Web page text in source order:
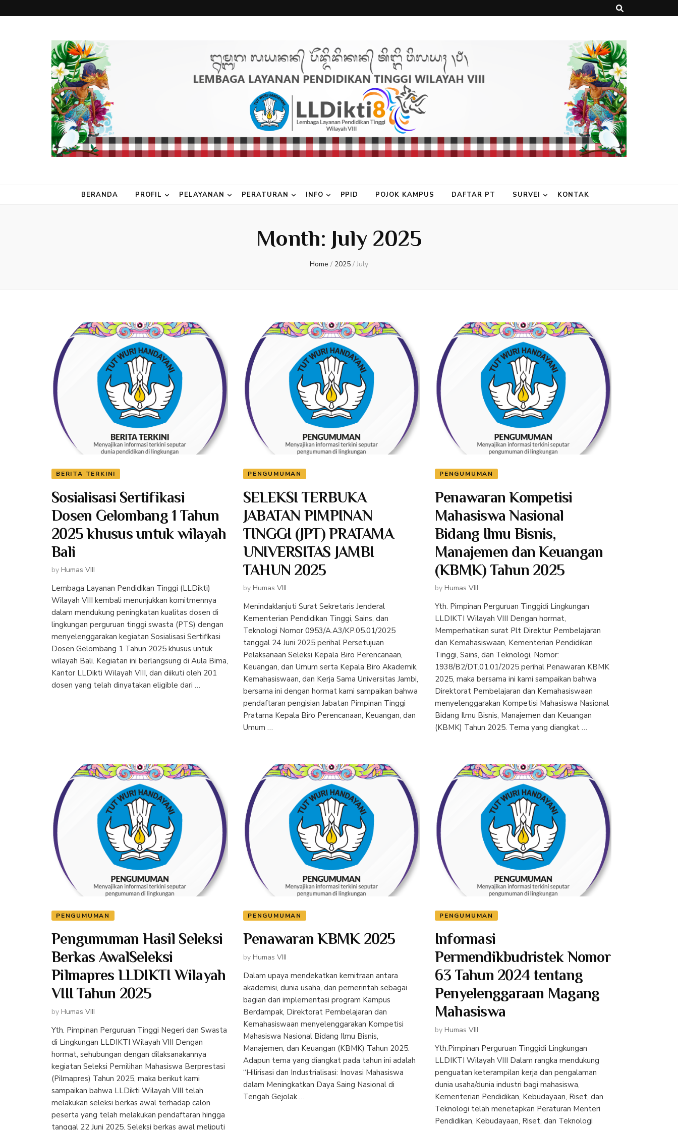
BERANDA PROFIL PELAYANAN PERATURAN INFO PPID POJOK KAMPUS DAFTAR PT SURVEI KONTAK
Month: July 2025
Home / 2025 / July
BERITA TERKINI
Sosialisasi Sertifikasi
Dosen Gelombang 1 Tahun
2025 khusus untuk wilayah
Bali
by Humas VIII
Lembaga Layanan Pendidikan Tinggi (LLDikti)
Wilayah VIII kembali menunjukkan komitmennya
dalam mendukung peningkatan kualitas dosen di
lingkungan perguruan tinggi swasta (PTS) dengan
menyelenggarakan kegiatan Sosialisasi Sertifikasi
Dosen Gelombang 1 Tahun 2025 khusus untuk
wilayah Bali. Kegiatan ini berlangsung di Aula Bima,
Kantor LLDikti Wilayah VIII, dan diikuti oleh 201
dosen yang telah dinyatakan eligible dari …
PENGUMUMAN
SELEKSI TERBUKA
JABATAN PIMPINAN
TINGGI (JPT) PRATAMA
UNIVERSITAS JAMBI
TAHUN 2025
by Humas VIII
Menindaklanjuti Surat Sekretaris Jenderal
Kementerian Pendidikan Tinggi, Sains, dan
Teknologi Nomor 0953/A.A3/KP.05.01/2025
tanggal 24 Juni 2025 perihal Persetujuan
Pelaksanaan Seleksi Kepala Biro Perencanaan,
Keuangan, dan Umum serta Kepala Biro Akademik,
Kemahasiswaan, dan Kerja Sama Universitas Jambi,
bersama ini dengan hormat kami sampaikan bahwa
pendaftaran pengisian Jabatan Pimpinan Tinggi
Pratama Kepala Biro Perencanaan, Keuangan, dan
Umum …
PENGUMUMAN
Penawaran Kompetisi
Mahasiswa Nasional
Bidang Ilmu Bisnis,
Manajemen dan Keuangan
(KBMK) Tahun 2025
by Humas VIII
Yth. Pimpinan Perguruan Tinggidi Lingkungan
LLDIKTI Wilayah VIII Dengan hormat,
Memperhatikan surat Plt Direktur Pembelajaran
dan Kemahasiswaan, Kementerian Pendidikan
Tinggi, Sains, dan Teknologi, Nomor:
1938/B2/DT.01.01/2025 perihal Penawaran KBMK
2025, maka bersama ini kami sampaikan bahwa
Direktorat Pembelajaran dan Kemahasiswaan
menyelenggarakan Kompetisi Mahasiswa Nasional
Bidang Ilmu Bisnis, Manajemen dan Keuangan
(KBMK) Tahun 2025. Tema yang diangkat …
PENGUMUMAN
Pengumuman Hasil Seleksi
Berkas AwalSeleksi
Pilmapres LLDIKTI Wilayah
VIII Tahun 2025
by Humas VIII
Yth. Pimpinan Perguruan Tinggi Negeri dan Swasta
di Lingkungan LLDIKTI Wilayah VIII Dengan
hormat, sehubungan dengan dilaksanakannya
kegiatan Seleksi Pemilihan Mahasiswa Berprestasi
(Pilmapres) Tahun 2025, maka berikut kami
sampaikan bahwa LLDikti Wilayah VIII telah
melakukan seleksi berkas awal terhadap calon
peserta yang telah melakukan pendaftaran hingga
tanggal 22 Juni 2025. Seleksi berkas awal meliputi
PENGUMUMAN
Penawaran KBMK 2025
by Humas VIII
Dalam upaya mendekatkan kemitraan antara
akademisi, dunia usaha, dan pemerintah sebagai
bagian dari implementasi program Kampus
Berdampak, Direktorat Pembelajaran dan
Kemahasiswaan menyelenggarakan Kompetisi
Mahasiswa Nasional Bidang Ilmu Bisnis,
Manajemen, dan Keuangan (KBMK) Tahun 2025.
Adapun tema yang diangkat pada tahun ini adalah
“Hilirisasi dan Industrialisasi: Inovasi Mahasiswa
dalam Meningkatkan Daya Saing Nasional di
Tengah Gejolak …
PENGUMUMAN
Informasi
Permendikbudristek Nomor
63 Tahun 2024 tentang
Penyelenggaraan Magang
Mahasiswa
by Humas VIII
Yth.Pimpinan Perguruan Tinggidi Lingkungan
LLDIKTI Wilayah VIII Dalam rangka mendukung
penguatan keterampilan kerja dan pengalaman
dunia usaha/dunia industri bagi mahasiswa,
Kementerian Pendidikan, Kebudayaan, Riset, dan
Teknologi telah menetapkan Peraturan Menteri
Pendidikan, Kebudayaan, Riset, dan Teknologi